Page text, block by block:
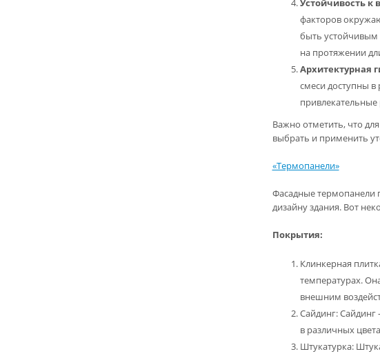
Устойчивость
факторов
быть устойчивым
на протяжении
Архитектурная
смеси доступны в
Важно отметить, что
выбрать и применить
«Термопанели»
Фасадные термопанели
дизайну здания. Вот
Покрытия:
Клинкерная
температурах.
внешним
Сайдинг: Сайдинг
в различных
Штукатурка: